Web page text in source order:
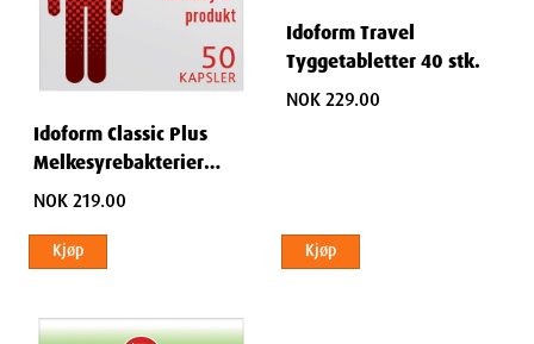
Idoform Classic Plus
Melkesyrebakterier
Kapsler 50 stk
NOK 219.00
Kjøp
Idoform Travel
Tyggetabletter 40 stk.
NOK 229.00
Kjøp